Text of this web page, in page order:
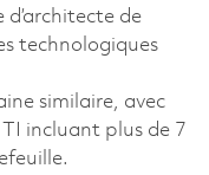
d’architecte de
technologiques
similaire, avec
TI incluant plus de 7